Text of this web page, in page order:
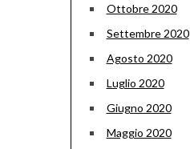
Ottobre 2020
Settembre 2020
Agosto 2020
Luglio 2020
Giugno 2020
Maggio 2020